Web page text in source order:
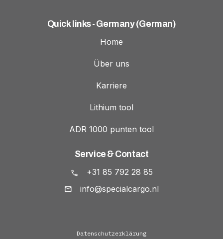
Quick links - Germany (German)
Home
Über uns
Karriere
Lithium tool
ADR 1000 punten tool
Service & Contact
+31 85 792 28 85
info@specialcargo.nl
Datenschutzerklärung